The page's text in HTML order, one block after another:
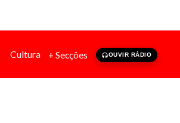
Cultura + Secções OUVIR RÁDIO